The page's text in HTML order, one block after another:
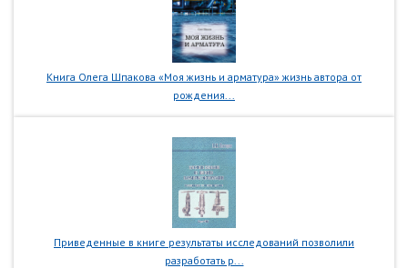
Книга Олега Шпакова «Моя жизнь и арматура» жизнь автора от
рождения...
Приведенные в книге результаты исследований позволили
разработать р...